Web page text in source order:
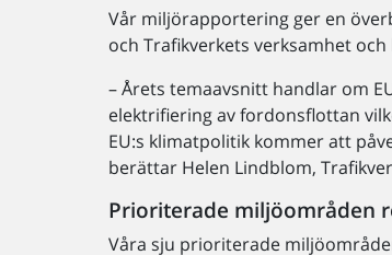
Vår miljörapportering ger en
och Trafikverkets verksamhet
– Årets temaavsnitt handlar om
elektrifiering av fordonsflottan
EU:s klimatpolitik kommer att
berättar Helen Lindblom,
Prioriterade miljöområden
Våra sju prioriterade